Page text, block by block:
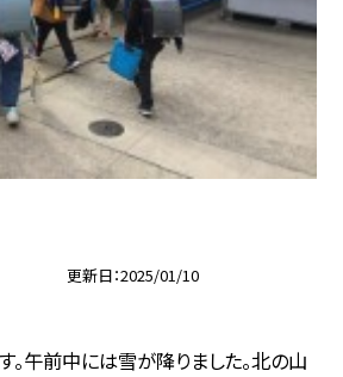
更新日 2025/01/10
。午前中には雪が降りました。北の山